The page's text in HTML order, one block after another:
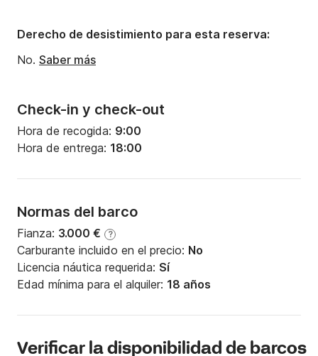
Check-in y check-out
Hora de recogida: 9:00
Hora de entrega: 18:00
Normas del barco
Fianza: 3.000 € ?
Carburante incluido en el precio: No
Licencia náutica requerida: Sí
Edad mínima para el alquiler: 18 años
Derecho de desistimiento para esta reserva:
No. Saber más
Verificar la disponibilidad de barcos